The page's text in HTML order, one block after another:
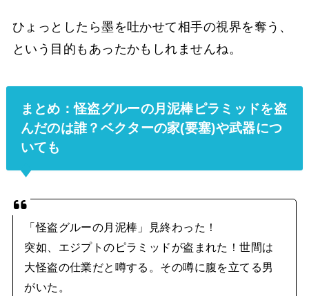
ひょっとしたら墨を吐かせて相手の視界を奪う、
という目的もあったかもしれませんね。
まとめ：怪盗グルーの月泥棒ピラミッドを盗
んだのは誰？ベクターの家(要塞)や武器につ
いても
「怪盗グルーの月泥棒」見終わった！
突如、エジプトのピラミッドが盗まれた！世間は
大怪盗の仕業だと噂する。その噂に腹を立てる男
がいた。